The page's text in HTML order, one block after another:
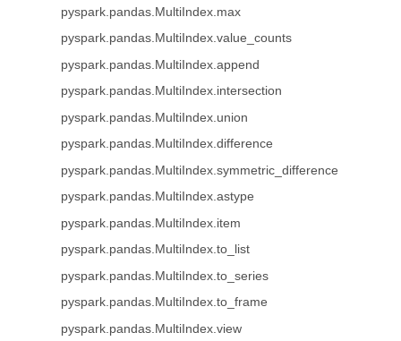
pyspark.pandas.MultiIndex.max
pyspark.pandas.MultiIndex.value_counts
pyspark.pandas.MultiIndex.append
pyspark.pandas.MultiIndex.intersection
pyspark.pandas.MultiIndex.union
pyspark.pandas.MultiIndex.difference
pyspark.pandas.MultiIndex.symmetric_difference
pyspark.pandas.MultiIndex.astype
pyspark.pandas.MultiIndex.item
pyspark.pandas.MultiIndex.to_list
pyspark.pandas.MultiIndex.to_series
pyspark.pandas.MultiIndex.to_frame
pyspark.pandas.MultiIndex.view